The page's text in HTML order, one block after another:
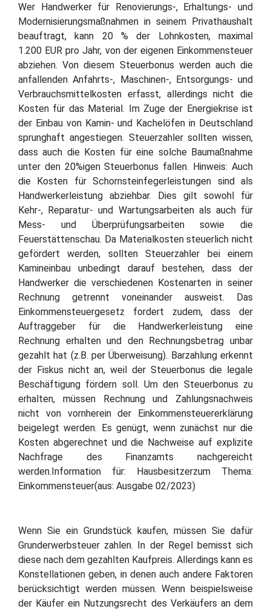
Wer Handwerker für Renovierungs-, Erhaltungs- und
Modernisierungsmaßnahmen in seinem Privathaushalt
beauftragt, kann 20 % der Lohnkosten, maximal
1.200 EUR pro Jahr, von der eigenen Einkommensteuer
abziehen. Von diesem Steuerbonus werden auch die
anfallenden Anfahrts-, Maschinen-, Entsorgungs- und
Verbrauchsmittelkosten erfasst, allerdings nicht die
Kosten für das Material. Im Zuge der Energiekrise ist
der Einbau von Kamin- und Kachelöfen in Deutschland
sprunghaft angestiegen. Steuerzahler sollten wissen,
dass auch die Kosten für eine solche Baumaßnahme
unter den 20%igen Steuerbonus fallen. Hinweis: Auch
die Kosten für Schornsteinfegerleistungen sind als
Handwerkerleistung abziehbar. Dies gilt sowohl für
Kehr-, Reparatur- und Wartungsarbeiten als auch für
Mess- und Überprüfungsarbeiten sowie die
Feuerstättenschau. Da Materialkosten steuerlich nicht
gefördert werden, sollten Steuerzahler bei einem
Kamineinbau unbedingt darauf bestehen, dass der
Handwerker die verschiedenen Kostenarten in seiner
Rechnung getrennt voneinander ausweist. Das
Einkommensteuergesetz fordert zudem, dass der
Auftraggeber für die Handwerkerleistung eine
Rechnung erhalten und den Rechnungsbetrag unbar
gezahlt hat (z.B. per Überweisung). Barzahlung erkennt
der Fiskus nicht an, weil der Steuerbonus die legale
Beschäftigung fördern soll. Um den Steuerbonus zu
erhalten, müssen Rechnung und Zahlungsnachweis
nicht von vornherein der Einkommensteuererklärung
beigelegt werden. Es genügt, wenn zunächst nur die
Kosten abgerechnet und die Nachweise auf explizite
Nachfrage des Finanzamts nachgereicht
werden.Information für: Hausbesitzerzum Thema:
Einkommensteuer(aus: Ausgabe 02/2023)
Wenn Sie ein Grundstück kaufen, müssen Sie dafür
Grunderwerbsteuer zahlen. In der Regel bemisst sich
diese nach dem gezahlten Kaufpreis. Allerdings kann es
Konstellationen geben, in denen auch andere Faktoren
berücksichtigt werden müssen. Wenn beispielsweise
der Käufer ein Nutzungsrecht des Verkäufers an dem